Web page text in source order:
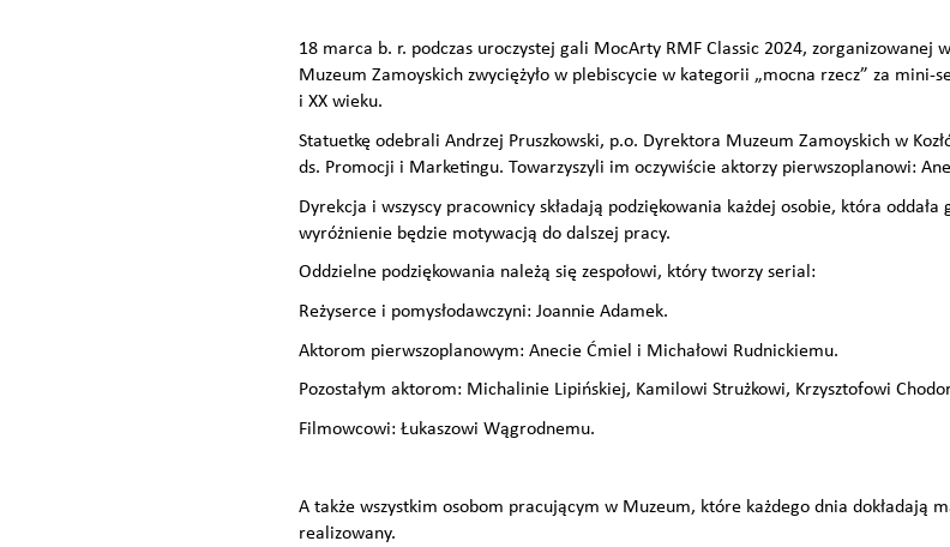
18 marca b. r. podczas uroczystej gali MocArty RMF Classic 2024, zorganizowanej
Muzeum Zamoyskich zwyciężyło w plebiscycie w kategorii „mocna rzecz” za mini-
i XX wieku.
Statuetkę odebrali Andrzej Pruszkowski, p.o. Dyrektora Muzeum Zamoyskich w
ds. Promocji i Marketingu. Towarzyszyli im oczywiście aktorzy pierwszoplanowi:
Dyrekcja i wszyscy pracownicy składają podziękowania każdej osobie, która oddała
wyróżnienie będzie motywacją do dalszej pracy.
Oddzielne podziękowania należą się zespołowi, który tworzy serial:
Reżyserce i pomysłodawczyni: Joannie Adamek.
Aktorom pierwszoplanowym: Anecie Ćmiel i Michałowi Rudnickiemu.
Pozostałym aktorom: Michalinie Lipińskiej, Kamilowi Strużkowi, Krzysztofowi
Filmowcowi: Łukaszowi Wągrodnemu.
A także wszystkim osobom pracującym w Muzeum, które każdego dnia dokładają
realizowany.